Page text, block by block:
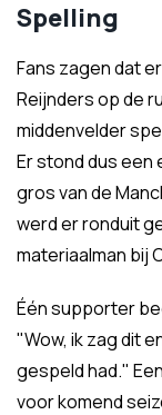
Spelling
Fans zagen dat
Reijnders op de
middenvelder
Er stond dus een
gros van de
werd er ronduit
materiaalman bij
Één supporter
"Wow, ik zag dit
gespeld had."
voor komend